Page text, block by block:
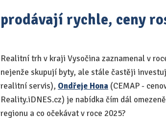
prodávají rychle, ceny
Realitní trh v kraji Vysočina zaznamenal v
nejenže skupují byty, ale stále častěji
realitní servis), Ondřeje Hona (CEMAP -
Reality.iDNES.cz) je nabídka čím dál
regionu a co očekávat v roce 2025?